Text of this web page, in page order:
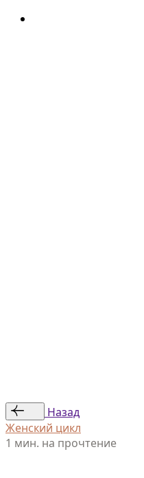
Назад
Женский цикл
1 мин. на прочтение